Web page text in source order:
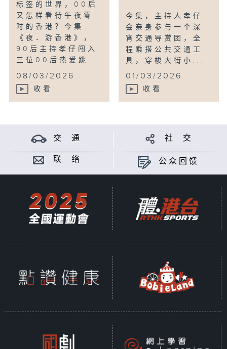
标签的世界，00后
又怎样看待午夜零
时的香港？今集
《夜．游香港》，
90后主持孝仔闯入
三位00后热爱跳...
08/03/2026
收看
今集，主持人孝仔
会亲身参与一个深
宵交通导赏团，全
程乘搭公共交通工
具，穿梭大街小...
01/03/2026
收看
交 通 社 交
联 络 公众回馈